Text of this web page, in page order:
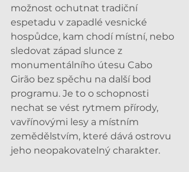
možnost ochutnat tradiční
espetadu v zapadlé vesnické
hospůdce, kam chodí místní, nebo
sledovat západ slunce z
monumentálního útesu Cabo
Girão bez spěchu na další bod
programu. Je to o schopnosti
nechat se vést rytmem přírody,
vavřínovými lesy a místním
zemědělstvím, které dává ostrovu
jeho neopakovatelný charakter.